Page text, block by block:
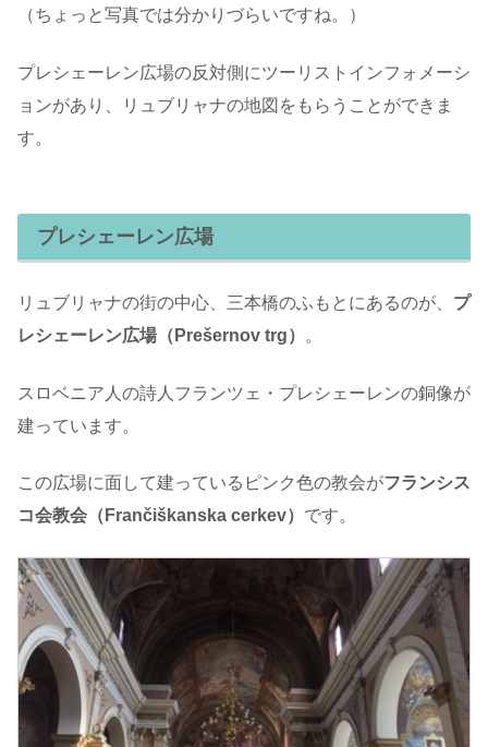
（ちょっと写真では分かりづらいですね。）
プレシェーレン広場の反対側にツーリストインフォメーシ
ョンがあり、リュブリャナの地図をもらうことができま
す。
プレシェーレン広場
リュブリャナの街の中心、三本橋のふもとにあるのが、 プ
レシェーレン広場（Prešernov trg） 。
スロベニア人の詩人フランツェ・プレシェーレンの銅像が
建っています。
この広場に面して建っているピンク色の教会がフランシス
コ会教会（Frančiškanska cerkev） です。